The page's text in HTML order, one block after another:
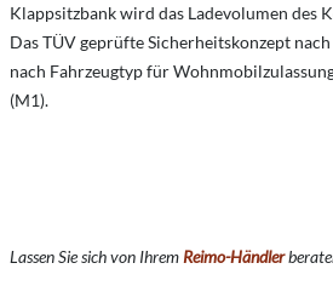
Klappsitzbank wird das Ladevolumen des
Das TÜV geprüfte Sicherheitskonzept
nach Fahrzeugtyp für
(M1).
Lassen Sie sich von Ihrem Reimo-Händler